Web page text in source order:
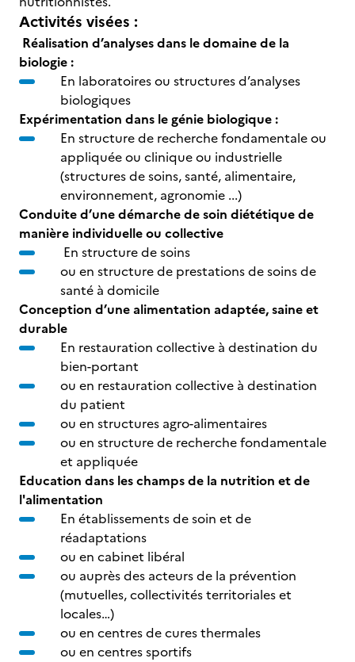
Activités visées :
Réalisation d’analyses dans le domaine de la
biologie :
En laboratoires ou structures d’analyses
biologiques
Expérimentation dans le génie biologique :
En structure de recherche fondamentale ou
appliquée ou clinique ou industrielle
(structures de soins, santé, alimentaire,
environnement, agronomie ...)
Conduite d’une démarche de soin diététique de
manière individuelle ou collective
En structure de soins
ou en structure de prestations de soins de
santé à domicile
Conception d’une alimentation adaptée, saine et
durable
En restauration collective à destination du
bien-portant
ou en restauration collective à destination
du patient
ou en structures agro-alimentaires
ou en structure de recherche fondamentale
et appliquée
Education dans les champs de la nutrition et de
l'alimentation
En établissements de soin et de
réadaptations
ou en cabinet libéral
ou auprès des acteurs de la prévention
(mutuelles, collectivités territoriales et
locales…)
ou en centres de cures thermales
ou en centres sportifs